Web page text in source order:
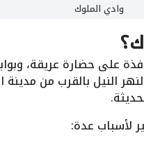
وادي الملوك
على حضارة عريقة،
النيل بالقرب من مدينة
لأسباب عدة: